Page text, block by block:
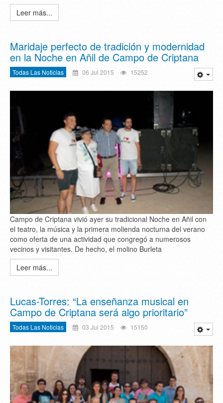
Leer más...
Maridaje perfecto de tradición y modernidad
en la Noche en Añil de Campo de Criptana
Todas Las Noticias 06 Jul 2015 15252
Campo de Criptana vivió ayer su tradicional Noche en Añil con
el teatro, la música y la primera molienda nocturna del verano
como oferta de una actividad que congregó a numerosos
vecinos y visitantes. De hecho, el molino Burleta
Leer más...
Lucas-Torres: “La enseñanza musical en
Campo de Criptana será algo prioritario”
Todas Las Noticias 03 Jul 2015 15150